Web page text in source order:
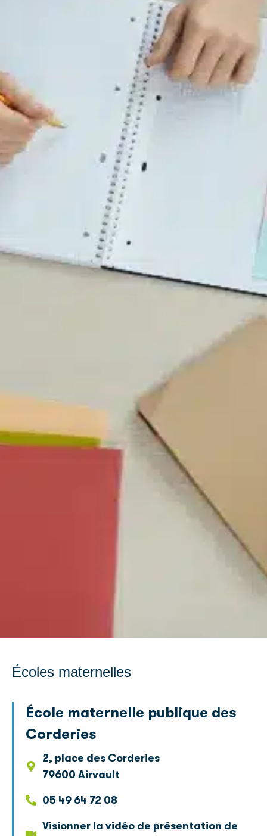
Écoles maternelles
École maternelle publique des
Corderies
2, place des Corderies
79600 Airvault
05 49 64 72 08
Visionner la vidéo de présentation de